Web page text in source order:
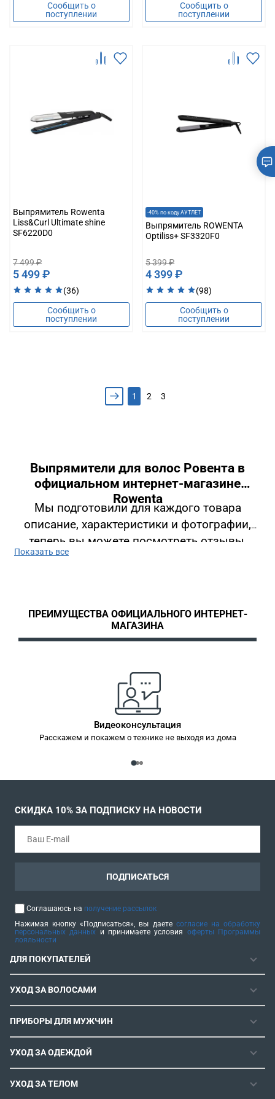
Сообщить о
поступлении
Сообщить о
поступлении
Выпрямитель Rowenta
Liss&Curl Ultimate shine
SF6220D0
7 499 ₽
5 499 ₽
(36)
Сообщить о
поступлении
-40% по коду АУТЛЕТ
Выпрямитель ROWENTA
Optiliss+ SF3320F0
5 399 ₽
4 399 ₽
(98)
Сообщить о
поступлении
1 2 3
Выпрямители для волос Ровента в
официальном интернет-магазине
Rowenta
Мы подготовили для каждого товара
описание, характеристики и фотографии,
теперь вы можете посмотреть отзывы,
сравнить цены и купить выпрямитель для
волос Rowenta можно в любой город - мы
работаем по всей России.
Показать все
ПРЕИМУЩЕСТВА ОФИЦИАЛЬНОГО ИНТЕРНЕТ-
МАГАЗИНА
Видеоконсультация
Расскажем и покажем о технике не выходя из дома
ДЛЯ ПОКУПАТЕЛЕЙ
ГАРАНТИЯ
РЕМОНТОПРИГОДНОСТЬ
ИНСТРУКЦИИ И FAQ
КОНТАКТЫ И РЕКВИЗИТЫ
СПОСОБЫ ОПЛАТЫ
УХОД ЗА ВОЛОСАМИ
ФЕНЫ
ФЕН-ЩЕТКИ
СТАЙЛЕРЫ
ПРИБОРЫ ДЛЯ МУЖЧИН
МАШИНКИ ДЛЯ СТРИЖКИ
ТРИММЕРЫ
УХОД ЗА ОДЕЖДОЙ
ПАРОГЕНЕРАТОРЫ
УТЮГИ
УХОД ЗА ТЕЛОМ
СКИДКА 10% ЗА ПОДПИСКУ НА НОВОСТИ
ПОДПИСАТЬСЯ
Соглашаюсь на получение рассылок
Нажимая кнопку «Подписаться», вы даете согласие на обработку
персональных данных и принимаете условия оферты Программы
лояльности